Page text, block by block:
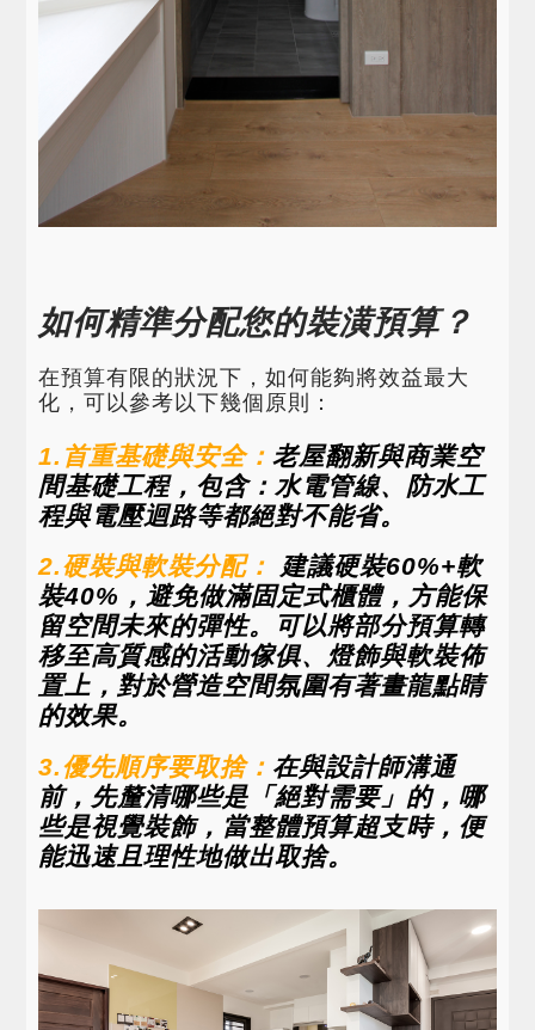
如何精準分配您的裝潢預算？
在預算有限的狀況下，如何能夠將效益最大
化，可以參考以下幾個原則：
1.首重基礎與安全：老屋翻新與商業空
間基礎工程，包含：水電管線、防水工
程與電壓迴路等都絕對不能省。
2.硬裝與軟裝分配： 建議硬裝60%+軟
裝40%，避免做滿固定式櫃體，方能保
留空間未來的彈性。可以將部分預算轉
移至高質感的活動傢俱、燈飾與軟裝佈
置上，對於營造空間氛圍有著畫龍點睛
的效果。
3.優先順序要取捨： 在與設計師溝通
前，先釐清哪些是「絕對需要」的，哪
些是視覺裝飾，當整體預算超支時，便
能迅速且理性地做出取捨。